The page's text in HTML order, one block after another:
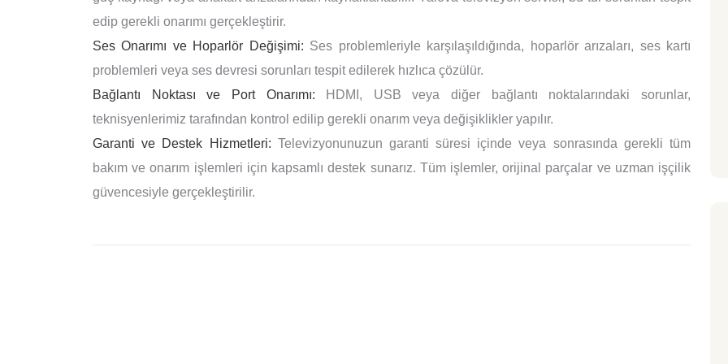
edip gerekli onarımı gerçekleştirir.
Ses Onarımı ve Hoparlör Değişimi: Ses problemleriyle karşılaşıldığında, hoparlör arızaları, ses kartı
problemleri veya ses devresi sorunları tespit edilerek hızlıca çözülür.
Bağlantı Noktası ve Port Onarımı: HDMI, USB veya diğer bağlantı noktalarındaki sorunlar,
teknisyenlerimiz tarafından kontrol edilip gerekli onarım veya değişiklikler yapılır.
Garanti ve Destek Hizmetleri: Televizyonunuzun garanti süresi içinde veya sonrasında gerekli tüm
bakım ve onarım işlemleri için kapsamlı destek sunarız. Tüm işlemler, orijinal parçalar ve uzman işçilik
güvencesiyle gerçekleştirilir.